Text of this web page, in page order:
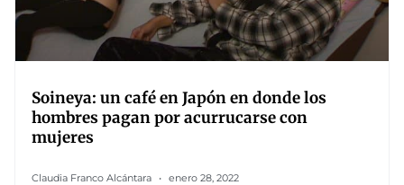
Soineya: un café en Japón en donde los
hombres pagan por acurrucarse con
mujeres
Claudia Franco Alcántara enero 28, 2022